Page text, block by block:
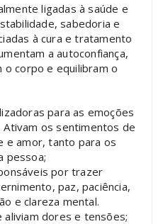
ligadas à saúde e
sabedoria e
à cura e tratamento
a autoconfiança,
corpo e equilibram o
para as emoções
os sentimentos de
e amor, tanto para os
pessoa;
por trazer
paz, paciência,
e clareza mental.
aliviam dores e tensões;